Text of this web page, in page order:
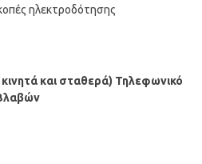
ηλεκτροδότησης
και σταθερά) Τηλεφωνικό